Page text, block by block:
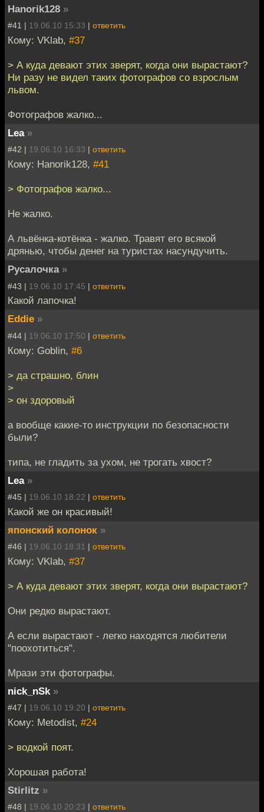
Hanorik128 »
#41 | 19.06.10 15:33 | ответить
Кому: VKlab, #37
> А куда девают этих зверят, когда они вырастают?
Ни разу не видел таких фотографов со взрослым
львом.
Фотографов жалко...
Lea »
#42 | 19.06.10 16:33 | ответить
Кому: Hanorik128, #41
> Фотографов жалко...
Не жалко.
А львёнка-котёнка - жалко. Травят его всякой
дрянью, чтобы денег на туристах насундучить.
Русалочка »
#43 | 19.06.10 17:45 | ответить
Какой лапочка!
Eddie »
#44 | 19.06.10 17:50 | ответить
Кому: Goblin, #6
> да страшно, блин
>
> он здоровый
а вообще какие-то инструкции по безопасности
были?
типа, не гладить за ухом, не трогать хвост?
Lea »
#45 | 19.06.10 18:22 | ответить
Какой же он красивый!
японский колонок »
#46 | 19.06.10 18:31 | ответить
Кому: VKlab, #37
> А куда девают этих зверят, когда они вырастают?
Они редко вырастают.
А если вырастают - легко находятся любители
"поохотиться".
Мрази эти фотографы.
nick_nSk »
#47 | 19.06.10 19:20 | ответить
Кому: Metodist, #24
> водкой поят.
Хорошая работа!
Stirlitz »
#48 | 19.06.10 20:23 | ответить